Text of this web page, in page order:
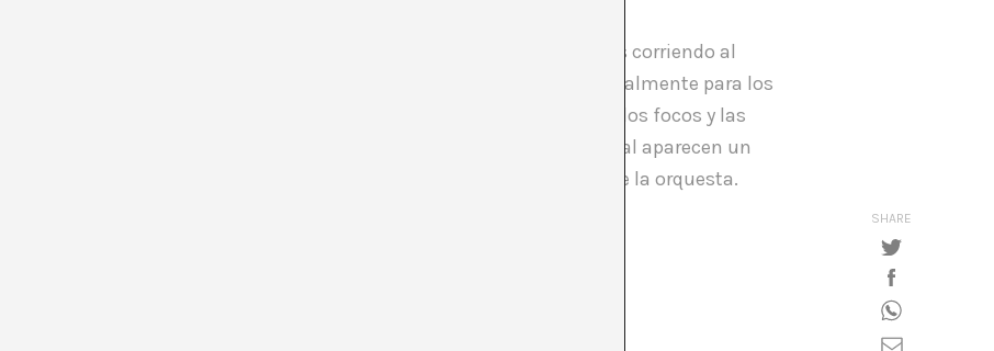
una clase magistral sobre cierto tipo de periodismo, vemos multitudes corriendo al
a testimonios ‘reales’ que cuentan los hechos y los narran especialmente para los
los fotógrafos. Después vemos cómo montan las estructuras para los focos y las
después los de seguridad ponen un cordón de seguridad. Al final aparecen un
lado para otro, señalan, se arrodillan, la gente llora y el director dirige la orquesta.
la construcción mediática de un acontecimiento.
las formas de dicha construcción.
SHARE